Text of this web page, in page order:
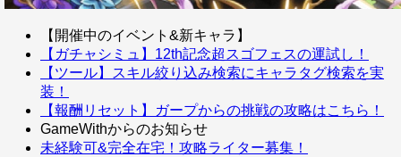
【開催中のイベント&新キャラ】
【ガチャシミュ】12th記念超スゴフェスの運試し！
【ツール】スキル絞り込み検索にキャラタグ検索を実
装！
【報酬リセット】ガープからの挑戦の攻略はこちら！
GameWithからのお知らせ
未経験可&完全在宅！攻略ライター募集！